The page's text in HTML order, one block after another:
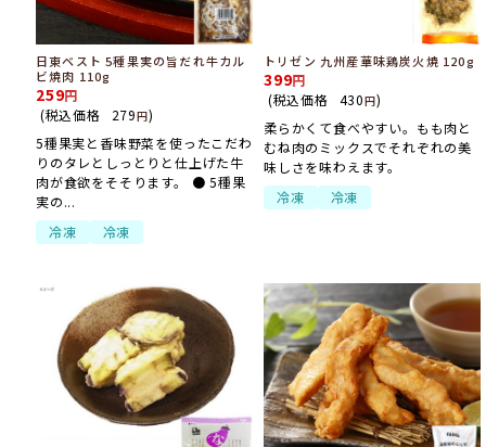
日東ベスト 5種果実の旨だれ牛カル
ビ焼肉 110g
259
(税込価格 279円)
5種果実と香味野菜を使ったこだわ
りのタレとしっとりと仕上げた牛
肉が食欲をそそります。 ● 5種果
実の...
冷凍
冷凍
トリゼン 九州産華味鶏炭火焼 120g
399
(税込価格 430円)
柔らかくて食べやすい。もも肉と
むね肉のミックスでそれぞれの美
味しさを味わえます。
冷凍
冷凍